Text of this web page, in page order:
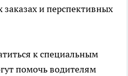
и перспективных
к специальным
помочь водителям